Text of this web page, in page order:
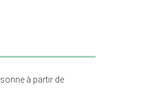
à partir de